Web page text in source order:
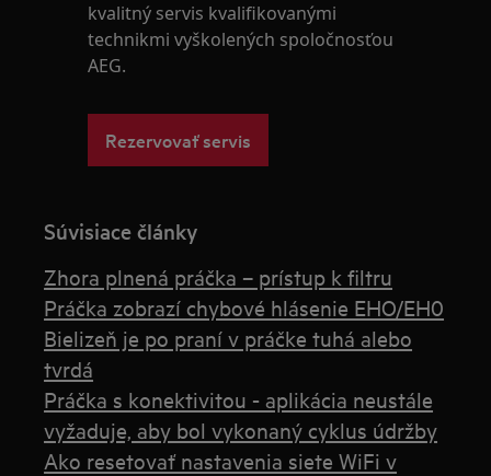
kvalitný servis kvalifikovanými
technikmi vyškolených spoločnosťou
AEG.
Rezervovať servis
Súvisiace články
Zhora plnená práčka – prístup k filtru
Práčka zobrazí chybové hlásenie EHO/EH0
Bielizeň je po praní v práčke tuhá alebo
tvrdá
Práčka s konektivitou - aplikácia neustále
vyžaduje, aby bol vykonaný cyklus údržby
Ako resetovať nastavenia siete WiFi v